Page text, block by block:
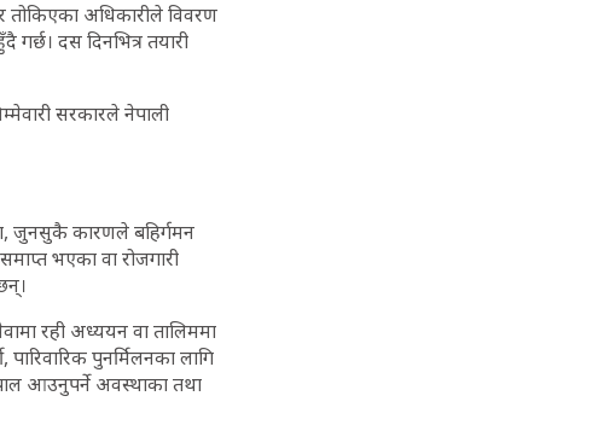
तोकिएका अधिकारीले विवरण
गर्छ। दस दिनभित्र तयारी
सरकारले नेपाली
जुनसुकै कारणले बहिर्गमन
भएका वा रोजगारी
रही अध्ययन वा तालिममा
पुनर्मिलनका लागि
आउनुपर्ने अवस्थाका तथा